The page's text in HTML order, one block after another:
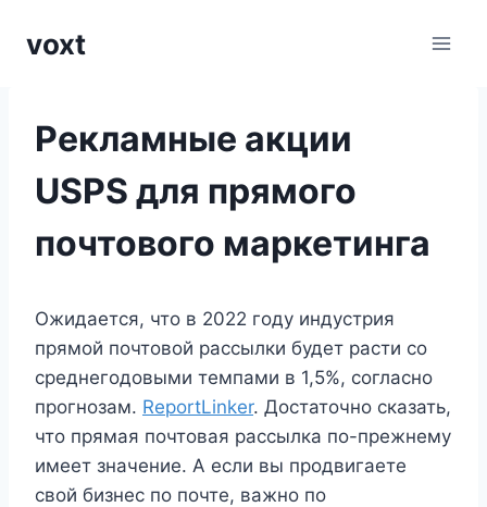
voxt
Рекламные акции
USPS для прямого
почтового маркетинга
Ожидается, что в 2022 году индустрия
прямой почтовой рассылки будет расти со
среднегодовыми темпами в 1,5%, согласно
прогнозам. ReportLinker. Достаточно сказать,
что прямая почтовая рассылка по-прежнему
имеет значение. А если вы продвигаете
свой бизнес по почте, важно по